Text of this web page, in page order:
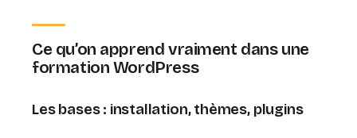
Ce qu’on apprend vraiment dans une
formation WordPress
Les bases : installation, thèmes, plugins